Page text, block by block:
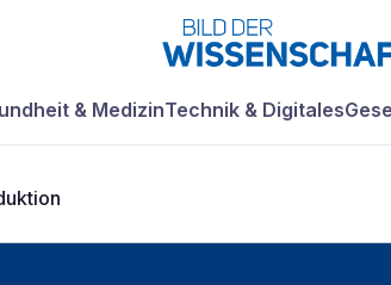
& MedizinTechnik & Digitales